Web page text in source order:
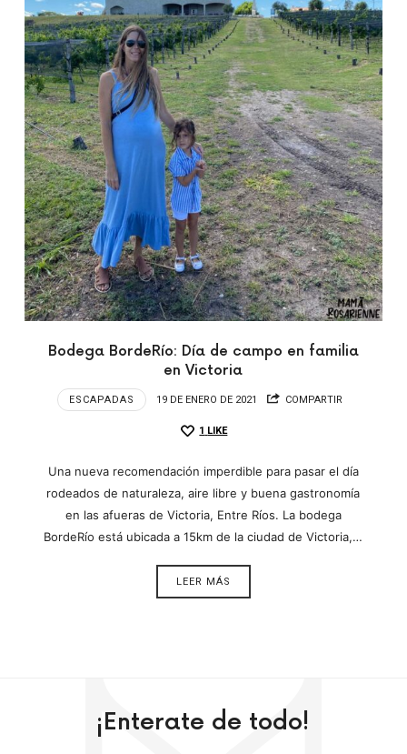
Bodega BordeRío: Día de campo en familia
en Victoria
ESCAPADAS 19 DE ENERO DE 2021 COMPARTIR
1 LIKE
Una nueva recomendación imperdible para pasar el día
rodeados de naturaleza, aire libre y buena gastronomía
en las afueras de Victoria, Entre Ríos. La bodega
BordeRío está ubicada a 15km de la ciudad de Victoria,…
LEER MÁS
¡Enterate de todo!